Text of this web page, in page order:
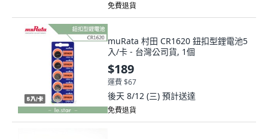
免費退貨
muRata 村田 CR1620 鈕扣型鋰電池5
入/卡 - 台灣公司貨, 1個
$189
運費 $67
後天 8/12 (三) 預計送達
免費退貨